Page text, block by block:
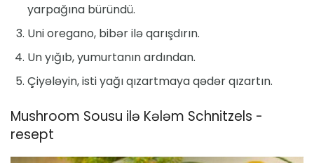
yarpağına büründü.
Uni oregano, bibər ilə qarışdırın.
Un yığıb, yumurtanın ardından.
Çiyələyin, isti yağı qızartmaya qədər qızartın.
Mushroom Sousu ilə Kələm Schnitzels -
resept